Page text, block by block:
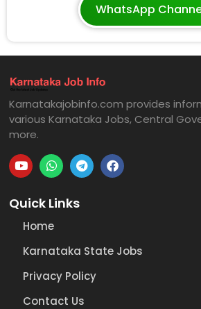
WhatsApp
Karnatakajobinfo.com provides
various Karnataka Jobs, Central
more.
Quick Links
Home
Karnataka State Jobs
Privacy Policy
Contact Us